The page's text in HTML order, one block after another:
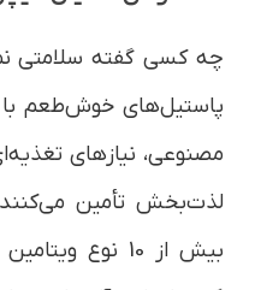
چه کسی گفته سلامتی
پاستیل‌های خوش‌طعم با
مصنوعی، نیازهای
لذت‌بخش تأمین
بیش از 10 نوع